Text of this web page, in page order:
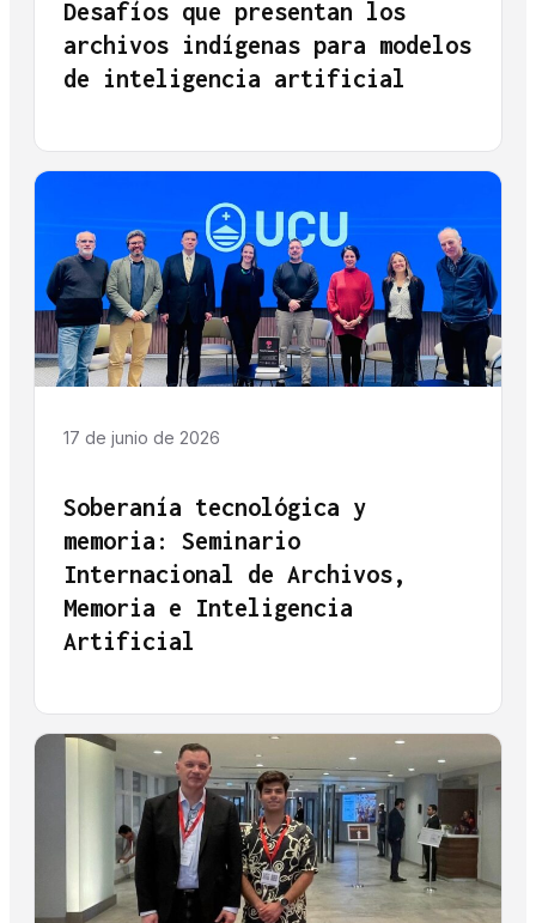
Desafíos que presentan los
archivos indígenas para modelos
de inteligencia artificial
17 de junio de 2026
Soberanía tecnológica y
memoria: Seminario
Internacional de Archivos,
Memoria e Inteligencia
Artificial